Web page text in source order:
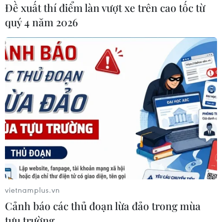
Đề xuất thí điểm làn vượt xe trên cao tốc từ
quý 4 năm 2026
vietnamplus.vn
Cảnh báo các thủ đoạn lừa đảo trong mùa